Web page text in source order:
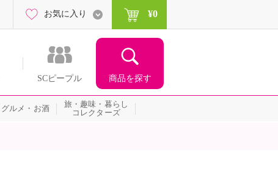
SCピープル 商品を探す
お気に入り ¥0
グルメ・お酒
旅・趣味・暮らし
コレクターズ